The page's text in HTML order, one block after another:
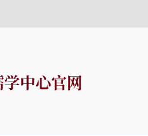
中心官网